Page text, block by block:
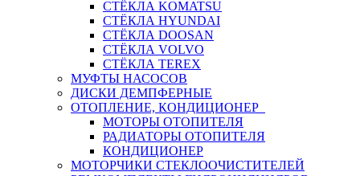
СТЁКЛА KOMATSU
СТЁКЛА HYUNDAI
СТЁКЛА DOOSAN
СТЁКЛА VOLVO
СТЁКЛА TEREX
МУФТЫ НАСОСОВ
ДИСКИ ДЕМПФЕРНЫЕ
ОТОПЛЕНИЕ, КОНДИЦИОНЕР
МОТОРЫ ОТОПИТЕЛЯ
РАДИАТОРЫ ОТОПИТЕЛЯ
КОНДИЦИОНЕР
МОТОРЧИКИ СТЕКЛООЧИСТИТЕЛЕЙ